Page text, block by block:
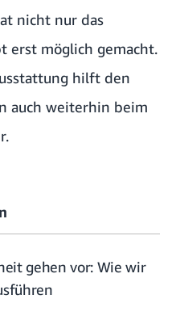
nicht nur das
erst möglich gemacht.
hilft den
auch weiterhin beim
gehen vor: Wie wir